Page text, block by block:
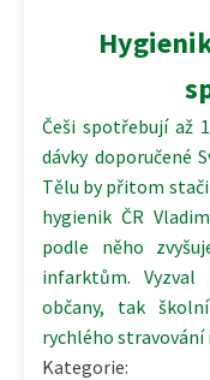
Češi spotřebují až
dávky doporučené
Tělu by přitom
hygienik ČR
podle něho
infarktům.
občany, tak
rychlého stravování
Kategorie: